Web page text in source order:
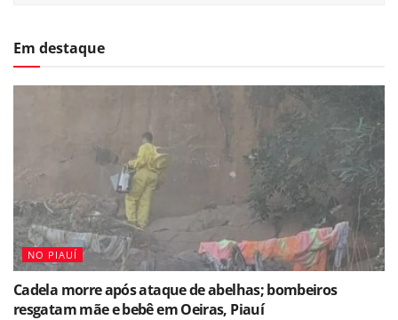
Em destaque
NO PIAUÍ
Cadela morre após ataque de abelhas; bombeiros
resgatam mãe e bebê em Oeiras, Piauí